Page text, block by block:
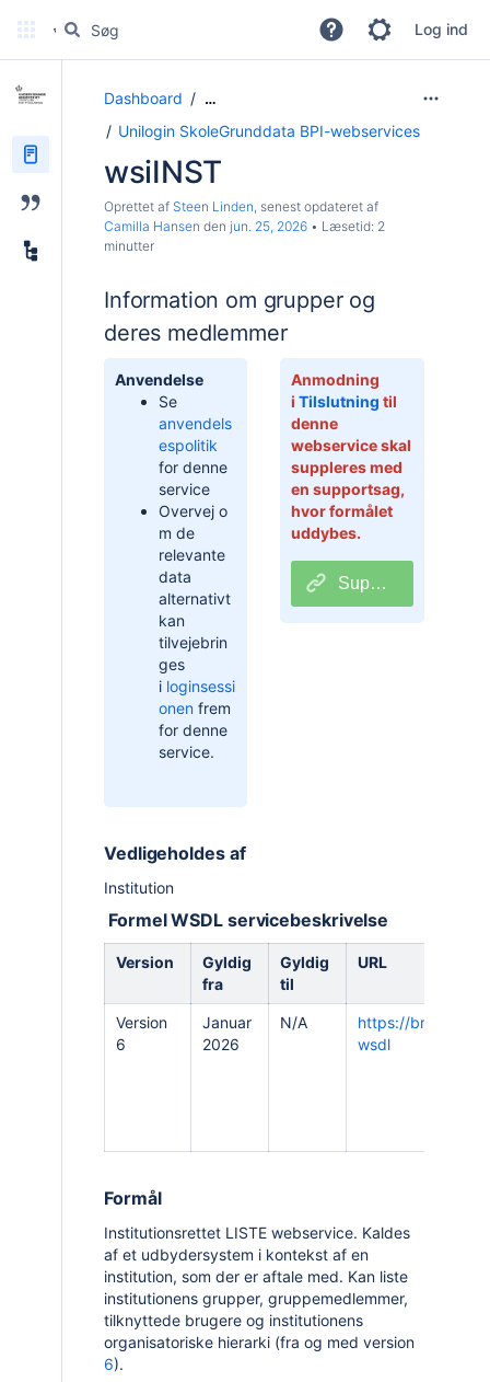
Log ind
Dashboard …
Unilogin SkoleGrunddata BPI-webservices
wsiINST
Oprettet af Steen Linden, senest opdateret af
Camilla Hansen den jun. 25, 2026
Læsetid: 2
minutter
Information om grupper og
deres medlemmer
Anvendelse
Se
anvendels
espolitik
for denne
service
Overvej o
m de
relevante
data
alternativt
kan
tilvejebrin
ges
i loginsessi
onen frem
for denne
service.
Vedligeholdes af
Institution
Anmodning
i Tilslutning til
denne
webservice skal
suppleres med
en supportsag,
hvor formålet
uddybes.
Support til Unilogin Integrationer og Webservices
Formel WSDL servicebeskrivelse
Version
Gyldig
fra
Gyldig
til
URL
Version
6
Januar
2026
N/A
https://
wsdl
Formål
Institutionsrettet LISTE webservice. Kaldes
af et udbydersystem i kontekst af en
institution, som der er aftale med. Kan liste
institutionens grupper, gruppemedlemmer,
tilknyttede brugere og institutionens
organisatoriske hierarki (fra og med version
6).